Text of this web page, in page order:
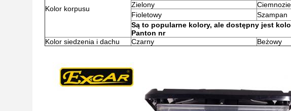
Kolor korpusu
Zielony
Fioletowy
Szampan
Są to popularne kolory, ale dostępny jest
Panton nr
Kolor siedzenia i dachu
Czarny Beżowy